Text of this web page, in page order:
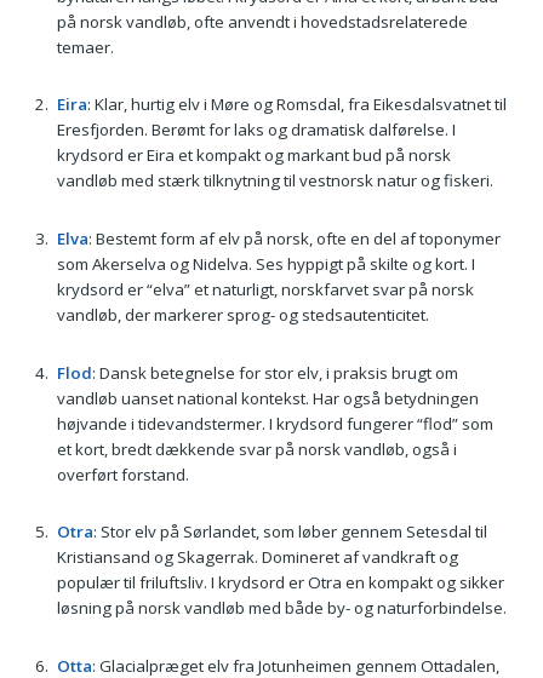
på norsk vandløb, ofte anvendt i hovedstadsrelaterede
temaer.
Eira: Klar, hurtig elv i Møre og Romsdal, fra Eikesdalsvatnet til
Eresfjorden. Berømt for laks og dramatisk dalførelse. I
krydsord er Eira et kompakt og markant bud på norsk
vandløb med stærk tilknytning til vestnorsk natur og fiskeri.
Elva: Bestemt form af elv på norsk, ofte en del af toponymer
som Akerselva og Nidelva. Ses hyppigt på skilte og kort. I
krydsord er “elva” et naturligt, norskfarvet svar på norsk
vandløb, der markerer sprog- og stedsautenticitet.
Flod: Dansk betegnelse for stor elv, i praksis brugt om
vandløb uanset national kontekst. Har også betydningen
højvande i tidevandstermer. I krydsord fungerer “flod” som
et kort, bredt dækkende svar på norsk vandløb, også i
overført forstand.
Otra: Stor elv på Sørlandet, som løber gennem Setesdal til
Kristiansand og Skagerrak. Domineret af vandkraft og
populær til friluftsliv. I krydsord er Otra en kompakt og sikker
løsning på norsk vandløb med både by- og naturforbindelse.
Otta: Glacialpræget elv fra Jotunheimen gennem Ottadalen,